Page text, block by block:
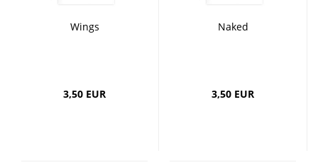
Wings
3,50 EUR
Naked
3,50 EUR